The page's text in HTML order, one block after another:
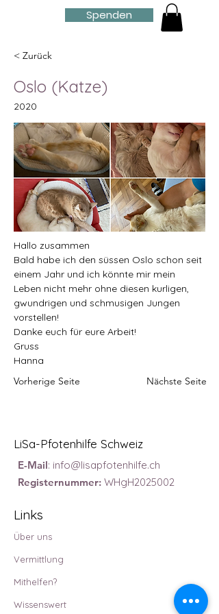
Spenden
< Zurück
Oslo (Katze)
2020
Hallo zusammen
Bald habe ich den süssen Oslo schon seit
einem Jahr und ich könnte mir mein
Leben nicht mehr ohne diesen kurligen,
gwundrigen und schmusigen Jungen
vorstellen!
Danke euch für eure Arbeit!
Gruss
Hanna
Vorherige Seite
Nächste Seite
LiSa-Pfotenhilfe Schweiz
E-Mail: info@lisapfotenhilfe.ch
Registernummer: WHgH2025002
Links
Über uns
Vermittlung
Mithelfen?
Wissenswert